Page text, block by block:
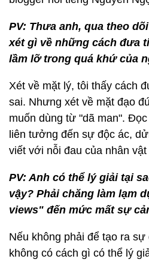
PV: Thưa anh, qua theo
xét gì về những cách đưa
lầm lỡ trong quá khứ của
Xét về mặt lý, tôi thấy cách
sai. Nhưng xét về mặt đạo
muốn dùng từ "dã man".
liên tưởng đến sự độc ác,
viết với nỗi đau của nhân
PV: Anh có thể lý giải tại
vậy? Phải chăng làm lạm
views" đến mức mất sự
Nếu không phải để tạo ra
không có cách gì có thể lý